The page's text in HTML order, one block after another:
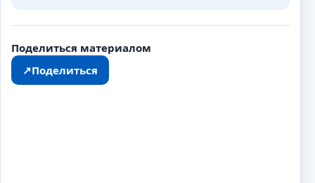
Поделиться материалом
↗Поделиться